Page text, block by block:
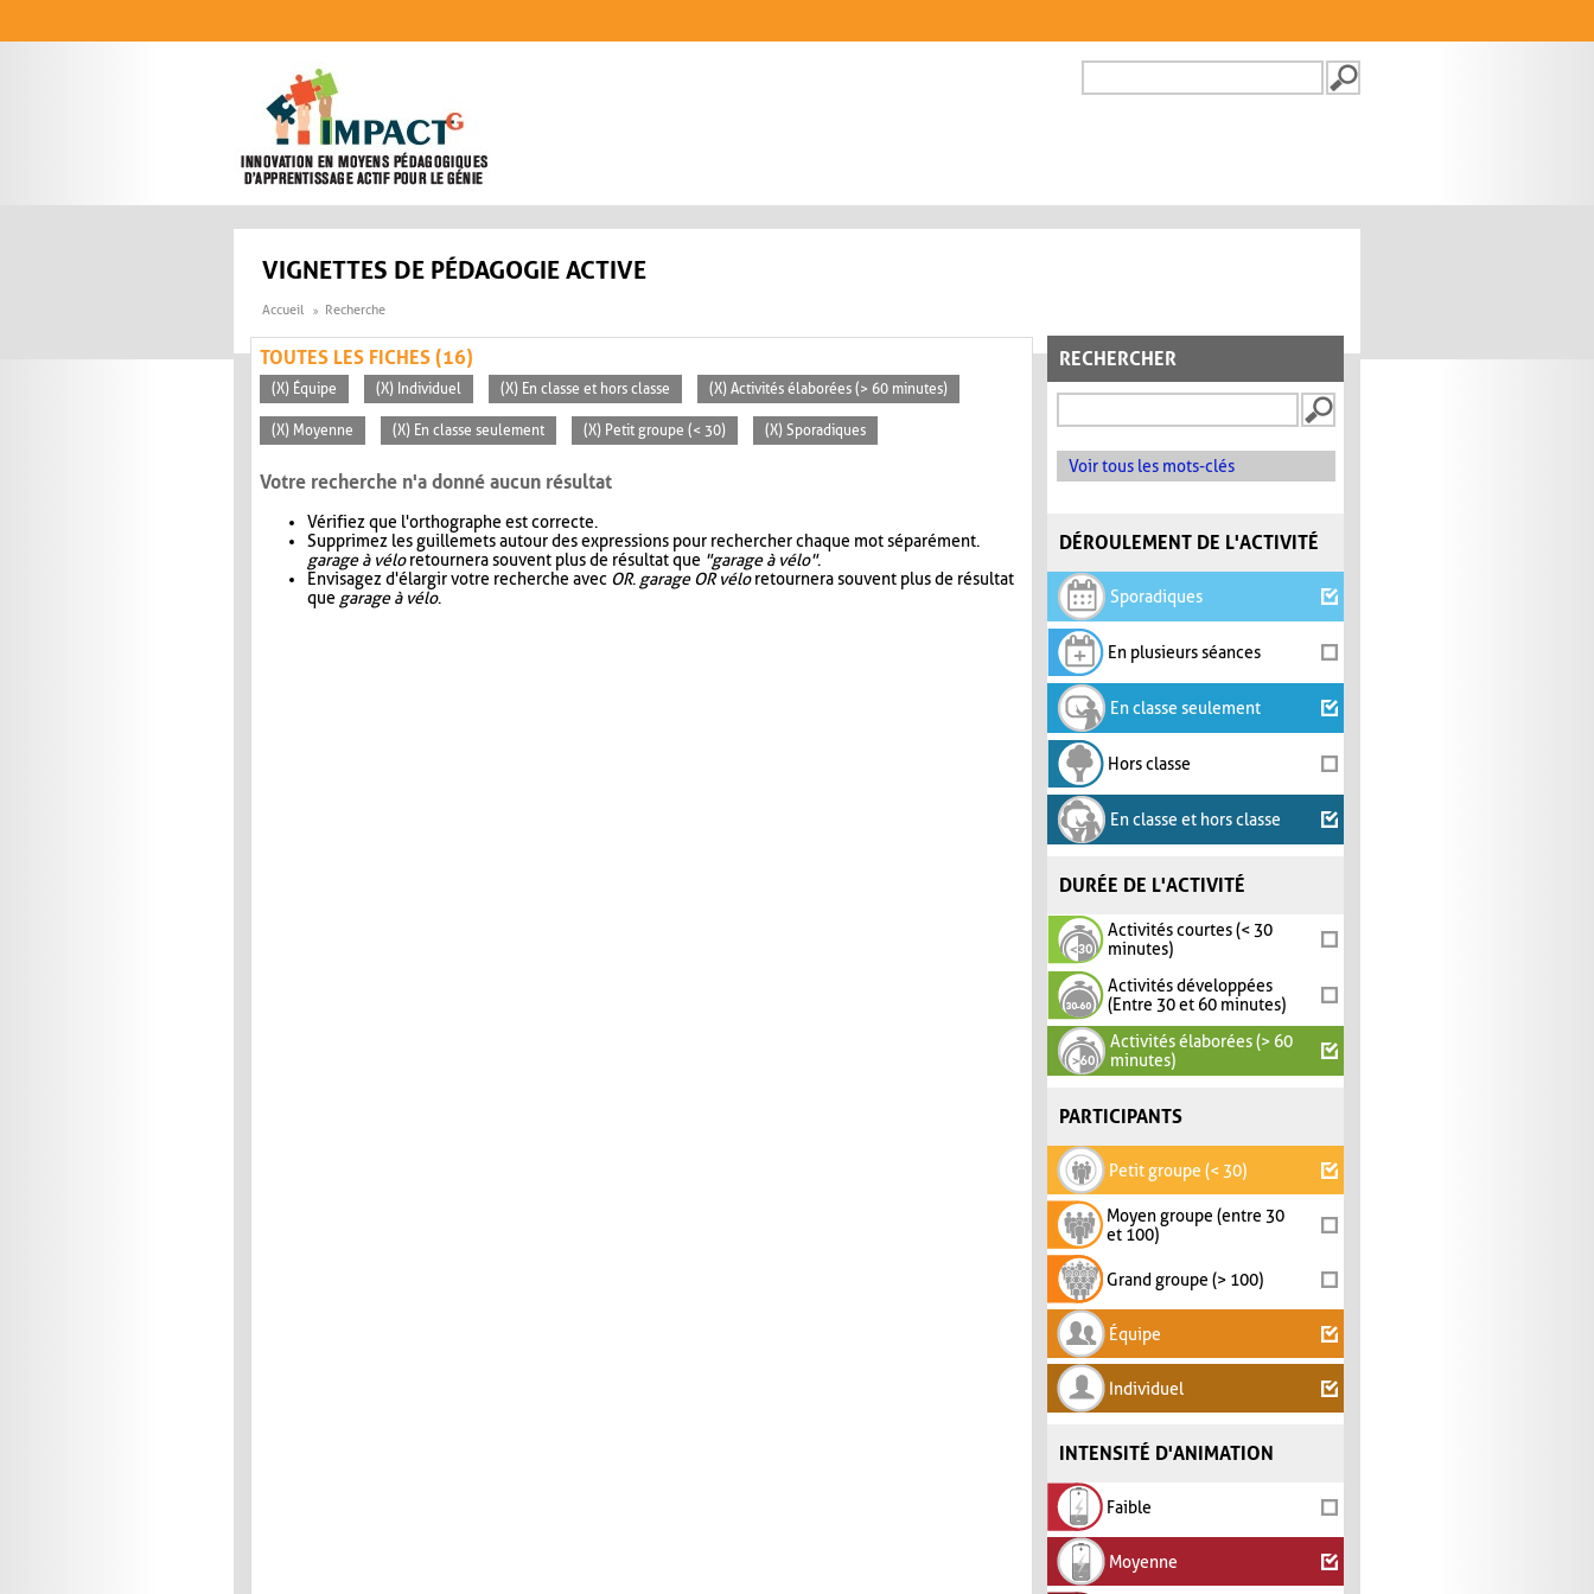
FORMULAIRE DE
VIGNETTES DE PÉDAGOGIE ACTIVE
Accueil Recherche
RECHERCHER
Voir tous les mots-clés
DÉROULEMENT DE L'ACTIVITÉ
Sporadiques
En plusieurs séances
En classe seulement
Hors classe
En classe et hors classe
DURÉE DE L'ACTIVITÉ
Activités courtes (< 30
minutes)
Activités développées
(Entre 30 et 60 minutes)
Activités élaborées (> 60
minutes)
PARTICIPANTS
Petit groupe (< 30)
Moyen groupe (entre 30
et 100)
Grand groupe (> 100)
Équipe
Individuel
INTENSITÉ D'ANIMATION
Faible
Moyenne
TOUTES LES FICHES (16)
(X) Équipe (X) Individuel (X) En classe et hors classe (X) Activités élaborées (> 60 minutes)
(X) Moyenne (X) En classe seulement (X) Petit groupe (< 30) (X) Sporadiques
Votre recherche n'a donné aucun résultat
Vérifiez que l'orthographe est correcte.
Supprimez les guillemets autour des expressions pour rechercher chaque mot séparément.
garage à véloretournera souvent plus de résultat que "garage à vélo".
Envisagez d'élargir votre recherche avec OR. garage OR véloretournera souvent plus de résultat
que garage à vélo.